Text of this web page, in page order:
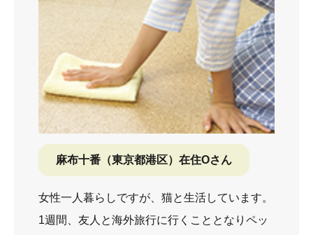
麻布十番（東京都港区）在住Oさん
女性一人暮らしですが、猫と生活しています。
1週間、友人と海外旅行に行くこととなりペッ